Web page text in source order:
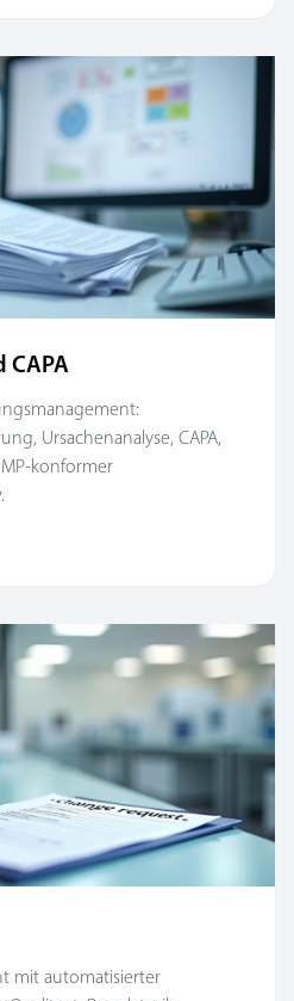
CAPA
Ursachenanalyse, CAPA,
konformer
mit automatisierter